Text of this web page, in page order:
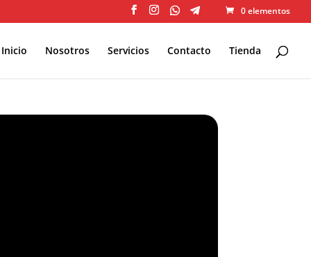
0 elementos
Inicio Nosotros Servicios Contacto Tienda